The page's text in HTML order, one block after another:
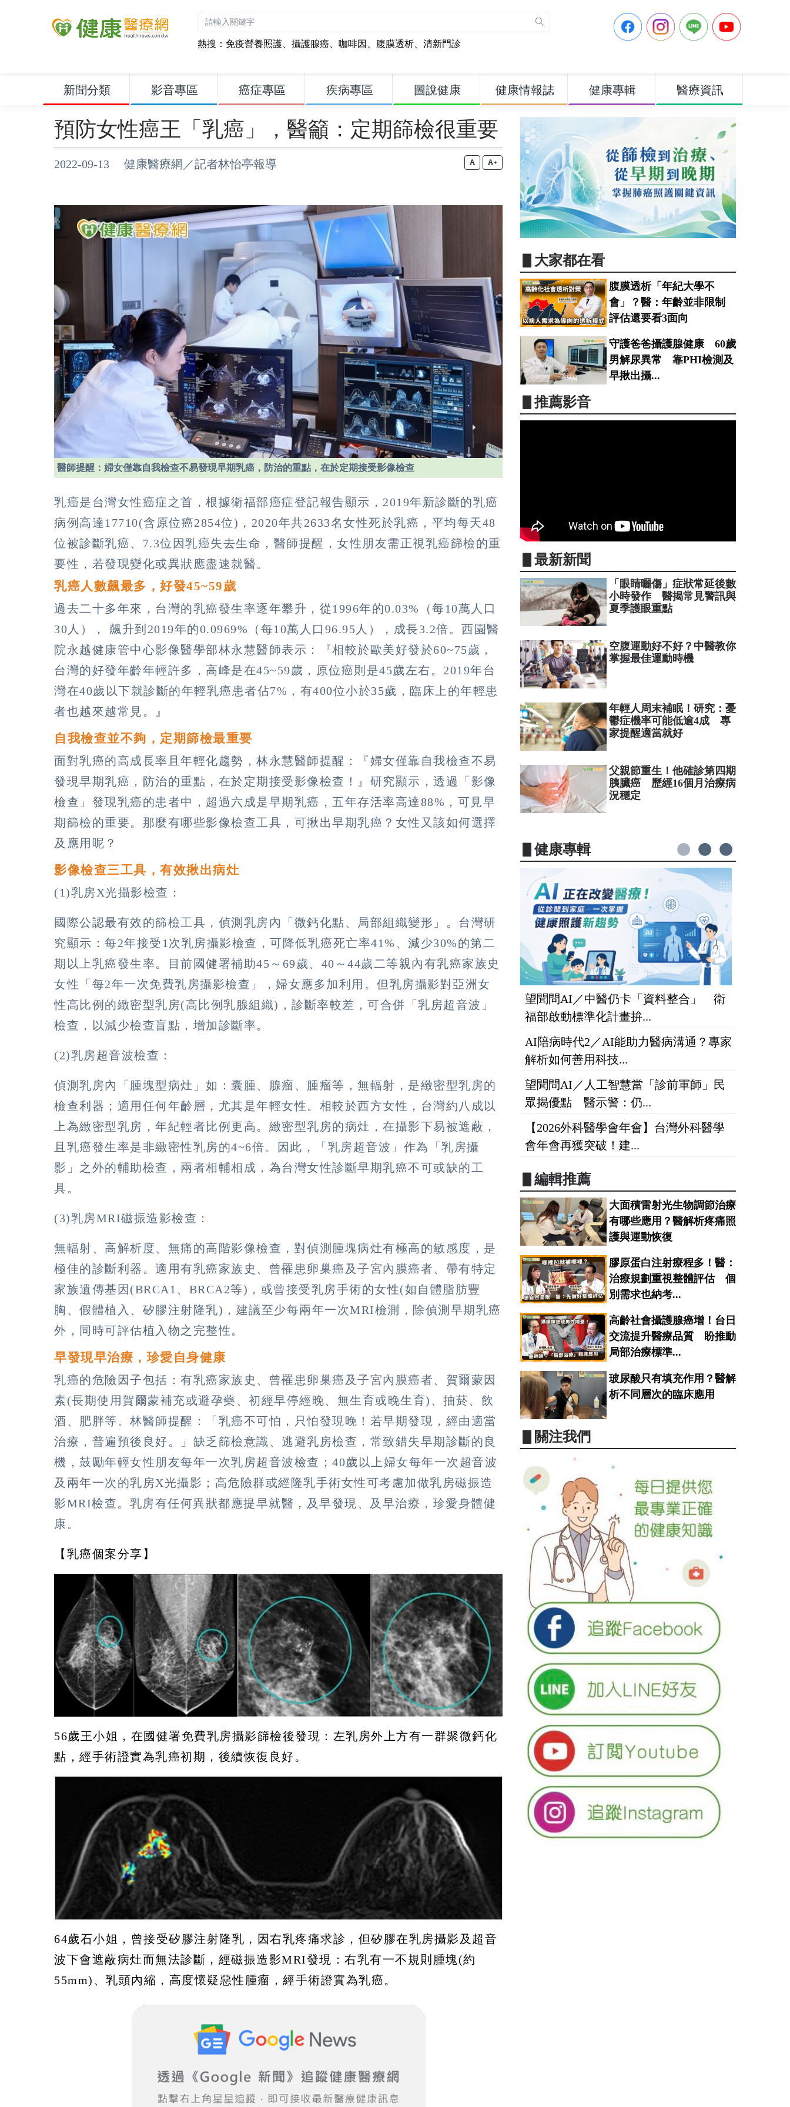
熱搜： 免疫營養照護、 攝護腺癌、 咖啡因、 腹膜透析、 清新門診
新聞分類 影音專區 癌症專區 疾病專區 圖說健康 健康情報誌 健康專輯 醫療資訊
預防女性癌王「乳癌」，醫籲：定期篩檢很重要
2022-09-13 健康醫療網／記者林怡亭報導 +
醫師提醒：婦女僅靠自我檢查不易發現早期乳癌，防治的重點，在於定期接受影像檢查
乳癌是台灣女性癌症之首，根據衛福部癌症登記報告顯示，2019年新診斷的乳癌
病例高達17710(含原位癌2854位)，2020年共2633名女性死於乳癌，平均每天48
位被診斷乳癌、7.3位因乳癌失去生命，醫師提醒，女性朋友需正視乳癌篩檢的重
要性，若發現變化或異狀應盡速就醫。
乳癌人數飆最多，好發45~59歲
過去二十多年來，台灣的乳癌發生率逐年攀升，從1996年的0.03%（每10萬人口
30人）， 飆升到2019年的0.0969%（每10萬人口96.95人），成長3.2倍。西園醫
院永越健康管中心影像醫學部林永慧醫師表示：『相較於歐美好發於60~75歲，
台灣的好發年齡年輕許多，高峰是在45~59歲，原位癌則是45歲左右。2019年台
灣在40歲以下就診斷的年輕乳癌患者佔7%，有400位小於35歲，臨床上的年輕患
者也越來越常見。』
自我檢查並不夠，定期篩檢最重要
面對乳癌的高成長率且年輕化趨勢，林永慧醫師提醒：『婦女僅靠自我檢查不易
發現早期乳癌，防治的重點，在於定期接受影像檢查！』研究顯示，透過「影像
檢查」發現乳癌的患者中，超過六成是早期乳癌，五年存活率高達88%，可見早
期篩檢的重要。那麼有哪些影像檢查工具，可揪出早期乳癌？女性又該如何選擇
及應用呢？
影像檢查三工具，有效揪出病灶
(1)乳房X光攝影檢查：
國際公認最有效的篩檢工具，偵測乳房內「微鈣化點、局部組織變形」。台灣研
究顯示：每2年接受1次乳房攝影檢查，可降低乳癌死亡率41%、減少30%的第二
期以上乳癌發生率。目前國健署補助45～69歲、40～44歲二等親內有乳癌家族史
女性「每2年一次免費乳房攝影檢查」，婦女應多加利用。但乳房攝影對亞洲女
性高比例的緻密型乳房(高比例乳腺組織)，診斷率較差，可合併「乳房超音波」
檢查，以減少檢查盲點，增加診斷率。
(2)乳房超音波檢查：
偵測乳房內「腫塊型病灶」如：囊腫、腺瘤、腫瘤等，無輻射，是緻密型乳房的
檢查利器；適用任何年齡層，尤其是年輕女性。相較於西方女性，台灣約八成以
上為緻密型乳房，年紀輕者比例更高。緻密型乳房的病灶，在攝影下易被遮蔽，
且乳癌發生率是非緻密性乳房的4~6倍。因此，「乳房超音波」作為「乳房攝
影」之外的輔助檢查，兩者相輔相成，為台灣女性診斷早期乳癌不可或缺的工
具。
(3)乳房MRI磁振造影檢查：
無輻射、高解析度、無痛的高階影像檢查，對偵測腫塊病灶有極高的敏感度，是
極佳的診斷利器。適用有乳癌家族史、曾罹患卵巢癌及子宮內膜癌者、帶有特定
家族遺傳基因(BRCA1、BRCA2等)，或曾接受乳房手術的女性(如自體脂肪豐
胸、假體植入、矽膠注射隆乳)，建議至少每兩年一次MRI檢測，除偵測早期乳癌
外，同時可評估植入物之完整性。
早發現早治療，珍愛自身健康
乳癌的危險因子包括：有乳癌家族史、曾罹患卵巢癌及子宮內膜癌者、賀爾蒙因
素(長期使用賀爾蒙補充或避孕藥、初經早停經晚、無生育或晚生育)、抽菸、飲
酒、肥胖等。林醫師提醒：「乳癌不可怕，只怕發現晚！若早期發現，經由適當
治療，普遍預後良好。」缺乏篩檢意識、逃避乳房檢查，常致錯失早期診斷的良
機，鼓勵年輕女性朋友每年一次乳房超音波檢查；40歲以上婦女每年一次超音波
及兩年一次的乳房X光攝影；高危險群或經隆乳手術女性可考慮加做乳房磁振造
影MRI檢查。乳房有任何異狀都應提早就醫，及早發現、及早治療，珍愛身體健
康。
【乳癌個案分享】
56歲王小姐，在國健署免費乳房攝影篩檢後發現：左乳房外上方有一群聚微鈣化
點，經手術證實為乳癌初期，後續恢復良好。
64歲石小姐，曾接受矽膠注射隆乳，因右乳疼痛求診，但矽膠在乳房攝影及超音
波下會遮蔽病灶而無法診斷，經磁振造影MRI發現：右乳有一不規則腫塊(約
55mm)、乳頭內縮，高度懷疑惡性腫瘤，經手術證實為乳癌。
▋大家都在看
腹膜透析「年紀大學不
會」？醫：年齡並非限制
評估還要看3面向
守護爸爸攝護腺健康 60歲
男解尿異常 靠PHI檢測及
早揪出攝...
▋推薦影音
▋最新新聞
「眼睛曬傷」症狀常延後數
小時發作 醫揭常見警訊與
夏季護眼重點
空腹運動好不好？中醫教你
掌握最佳運動時機
年輕人周末補眠！研究：憂
鬱症機率可能低逾4成 專
家提醒適當就好
父親節重生！他確診第四期
胰臟癌 歷經16個月治療病
況穩定
▋健康專輯
望聞問AI／中醫仍卡「資料整合」 衛
福部啟動標準化計畫拚...
AI陪病時代2／AI能助力醫病溝通？專家
解析如何善用科技...
望聞問AI／人工智慧當「診前軍師」民
眾揭優點 醫示警：仍...
【2026外科醫學會年會】台灣外科醫學
會年會再獲突破！建...
▋編輯推薦
大面積雷射光生物調節治療
有哪些應用？醫解析疼痛照
護與運動恢復
膠原蛋白注射療程多！醫：
治療規劃重視整體評估 個
別需求也納考...
高齡社會攝護腺癌增！台日
交流提升醫療品質 盼推動
局部治療標準...
玻尿酸只有填充作用？醫解
析不同層次的臨床應用
▋關注我們